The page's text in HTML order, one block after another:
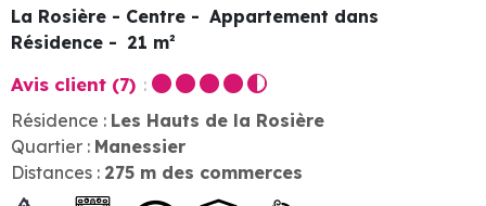
La Rosière - Centre
Appartement dans
Résidence
21 m²
Avis client (7)
Résidence : Les Hauts de la Rosière
Quartier : Manessier
Distances : 275 m des commerces